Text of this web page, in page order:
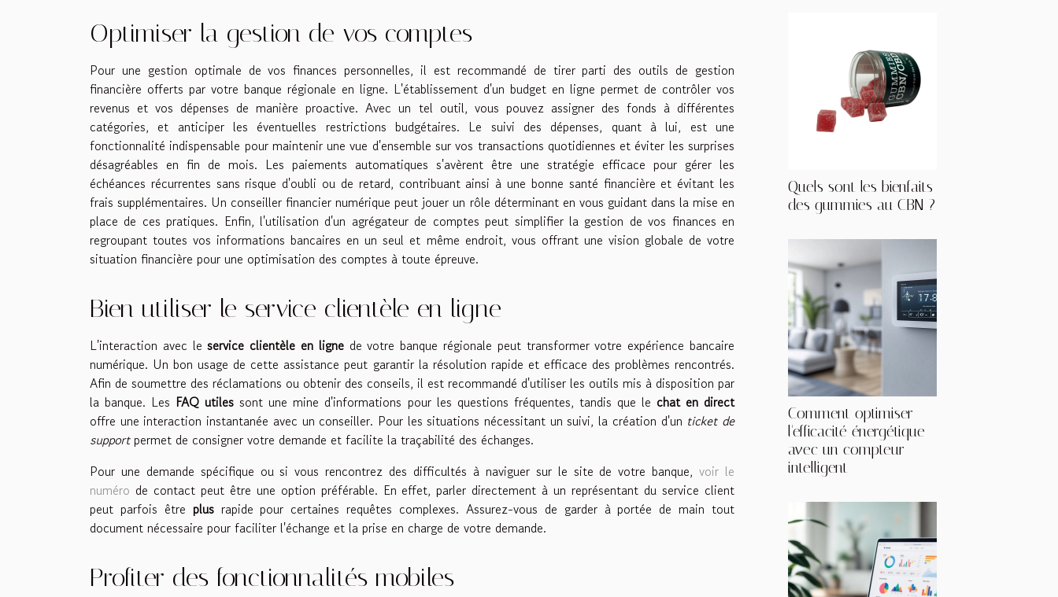
Optimiser la gestion de vos comptes
Pour une gestion optimale de vos finances personnelles, il est recommandé de tirer parti des outils de gestion
financière offerts par votre banque régionale en ligne. L'établissement d'un budget en ligne permet de contrôler vos
revenus et vos dépenses de manière proactive. Avec un tel outil, vous pouvez assigner des fonds à différentes
catégories, et anticiper les éventuelles restrictions budgétaires. Le suivi des dépenses, quant à lui, est une
fonctionnalité indispensable pour maintenir une vue d'ensemble sur vos transactions quotidiennes et éviter les surprises
désagréables en fin de mois. Les paiements automatiques s'avèrent être une stratégie efficace pour gérer les
échéances récurrentes sans risque d'oubli ou de retard, contribuant ainsi à une bonne santé financière et évitant les
frais supplémentaires. Un conseiller financier numérique peut jouer un rôle déterminant en vous guidant dans la mise en
place de ces pratiques. Enfin, l'utilisation d'un agrégateur de comptes peut simplifier la gestion de vos finances en
regroupant toutes vos informations bancaires en un seul et même endroit, vous offrant une vision globale de votre
situation financière pour une optimisation des comptes à toute épreuve.
Bien utiliser le service clientèle en ligne
L'interaction avec leservice clientèle en lignede votre banque régionale peut transformer votre expérience bancaire
numérique. Un bon usage de cette assistance peut garantir la résolution rapide et efficace des problèmes rencontrés.
Afin de soumettre des réclamations ou obtenir des conseils, il est recommandé d'utiliser les outils mis à disposition par
la banque. Les FAQ utiles sont une mine d'informations pour les questions fréquentes, tandis que le chat en direct
offre une interaction instantanée avec un conseiller. Pour les situations nécessitant un suivi, la création d'un ticket de
supportpermet de consigner votre demande et facilite la traçabilité des échanges.
Pour une demande spécifique ou si vous rencontrez des difficultés à naviguer sur le site de votre banque,voir le
numéro de contact peut être une option préférable. En effet, parler directement à un représentant du service client
peut parfois être plusrapide pour certaines requêtes complexes. Assurez-vous de garder à portée de main tout
document nécessaire pour faciliter l'échange et la prise en charge de votre demande.
Profiter des fonctionnalités mobiles
Quels sont les bienfaits
des gummies au CBN ?
Comment optimiser
l'efficacité énergétique
avec un compteur
intelligent